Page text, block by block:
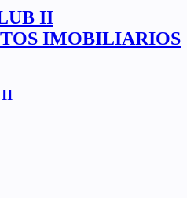
II
IMOBILIARIOS
II